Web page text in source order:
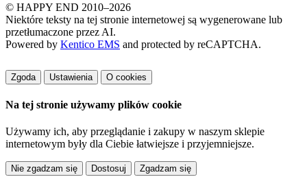
© HAPPY END 2010–2026
Niektóre teksty na tej stronie internetowej są wygenerowane lub
przetłumaczone przez AI.
Powered by Kentico EMS and protected by reCAPTCHA.
Zgoda Ustawienia O cookies
Na tej stronie używamy plików cookie
Używamy ich, aby przeglądanie i zakupy w naszym sklepie
internetowym były dla Ciebie łatwiejsze i przyjemniejsze.
Dostosuj